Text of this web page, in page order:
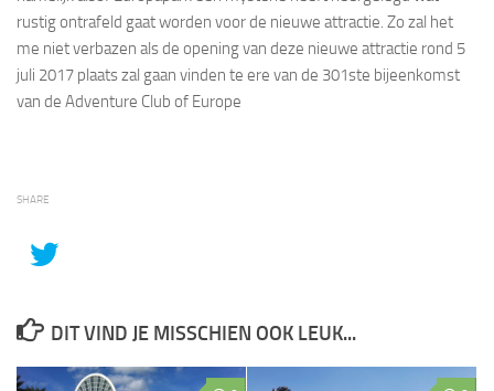
rustig ontrafeld gaat worden voor de nieuwe attractie. Zo zal het
me niet verbazen als de opening van deze nieuwe attractie rond 5
juli 2017 plaats zal gaan vinden te ere van de 301ste bijeenkomst
van de Adventure Club of Europe
SHARE
DIT VIND JE MISSCHIEN OOK LEUK...